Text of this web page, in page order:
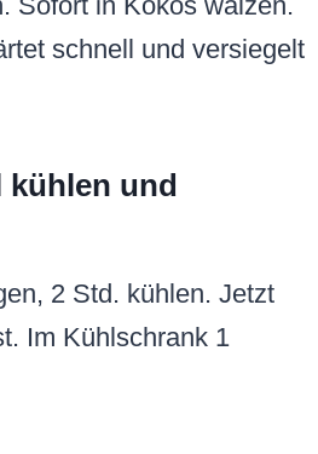
schnell und versiegelt
kühlen und
2 Std. kühlen. Jetzt
Im Kühlschrank 1